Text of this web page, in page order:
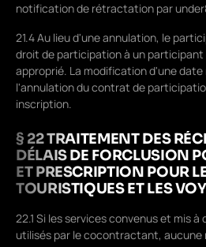
notification de rétractation par
21.4 Au lieu d'une annulation, le
droit de participation à un
approprié. La modification d'une date
l'annulation du contrat de
inscription.
§ 22 TRAITEMENT DES
DÉLAIS DE FORCLUSION
ET PRESCRIPTION POUR
TOURISTIQUES ET LES
22.1 Si les services convenus et mis
utilisés par le cocontractant, aucune